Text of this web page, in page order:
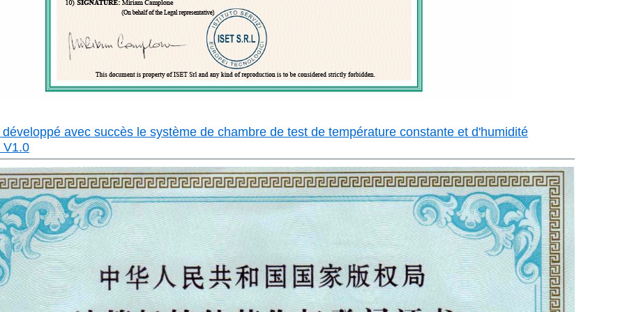
développé avec succès le système de chambre de test de température constante et d'humidité
V1.0